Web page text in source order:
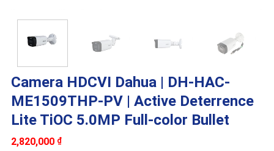
Camera HDCVI Dahua | DH-HAC-
ME1509THP-PV | Active Deterrence
Lite TiOC 5.0MP Full-color Bullet
2,820,000 ₫